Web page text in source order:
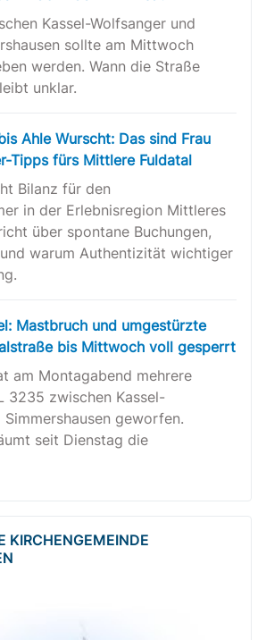
Kassel-Wolfsanger und
sollte am Mittwoch
werden. Wann die Straße
unklar.
Ahle Wurscht: Das sind Frau
Tipps fürs Mittlere Fuldatal
Bilanz für den
in der Erlebnisregion Mittleres
über spontane Buchungen,
warum Authentizität wichtiger
Mastbruch und umgestürzte
bis Mittwoch voll gesperrt
am Montagabend mehrere
3235 zwischen Kassel-
geworfen.
seit Dienstag die
KIRCHENGEMEINDE